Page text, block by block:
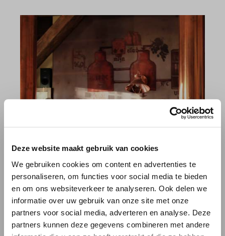
Deze website maakt gebruik van cookies
We gebruiken cookies om content en advertenties te
personaliseren, om functies voor social media te bieden
en om ons websiteverkeer te analyseren. Ook delen we
informatie over uw gebruik van onze site met onze
partners voor social media, adverteren en analyse. Deze
partners kunnen deze gegevens combineren met andere
GRAPPIGE WEETJES OVER
DONKER